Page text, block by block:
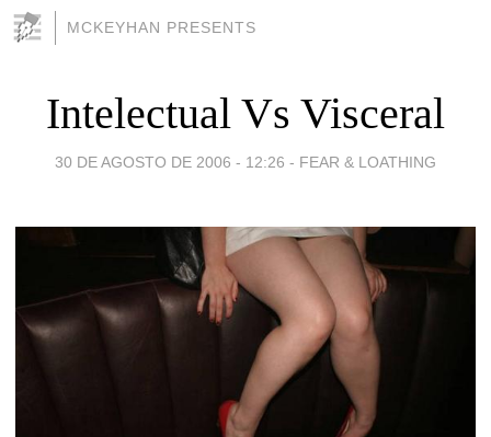
MCKEYHAN PRESENTS
Intelectual Vs Visceral
30 DE AGOSTO DE 2006 - 12:26 - FEAR & LOATHING